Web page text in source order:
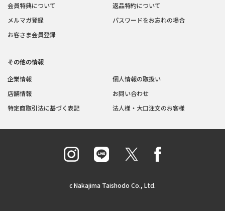
会員特典について
メルマガ登録
お客さま会員登録
返品特約について
パスワードをお忘れの場合
その他の情報
企業情報
店舗情報
特定商取引法に基づく表記
個人情報の取扱い
お問い合わせ
法人様・大口注文のお客様
c Nakajima Taishodo Co., Ltd.